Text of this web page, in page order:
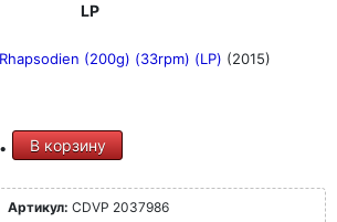
LP
(200g) (33rpm) (LP) (2015)
В корзину
Артикул: CDVP 2037986